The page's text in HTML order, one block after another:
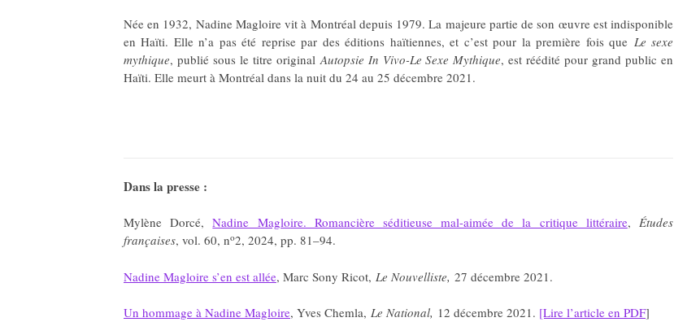
Née en 1932, Nadine Magloire vit à Montréal depuis 1979. La majeure partie de son œuvre est indisponible
en Haïti. Elle n’a pas été reprise par des éditions haïtiennes, et c’est pour la première fois que Le sexe
mythique, publié sous le titre originalAutopsie In Vivo-Le Sexe Mythique, est réédité pour grand public en
Haïti. Elle meurt à Montréal dans la nuit du 24 au 25 décembre 2021.
Dans la presse :
Mylène Dorcé,Nadine Magloire. Romancière séditieuse mal-aimée de la critique littéraire,Études
françaises, vol. 60, no2, 2024, pp. 81–94.
Nadine Magloire s’en est allée, Marc Sony Ricot, Le Nouvelliste, 27 décembre 2021.
Un hommage à Nadine Magloire, Yves Chemla, Le National, 12 décembre 2021. [Lire l’article en PDF]